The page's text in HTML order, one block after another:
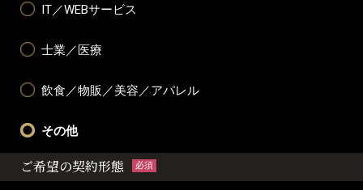
IT／WEBサービス
士業／医療
飲食／物販／美容／アパレル
その他
ご希望の契約形態 必須